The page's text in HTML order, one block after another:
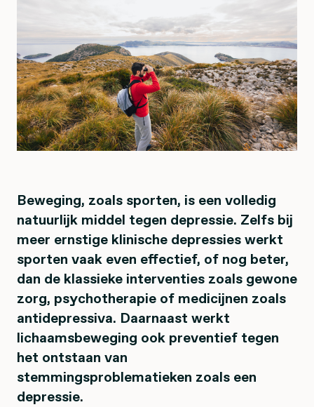
Beweging, zoals sporten, is een volledig
natuurlijk middel tegen depressie. Zelfs bij
meer ernstige klinische depressies werkt
sporten vaak even effectief, of nog beter,
dan de klassieke interventies zoals gewone
zorg, psychotherapie of medicijnen zoals
antidepressiva. Daarnaast werkt
lichaamsbeweging ook preventief tegen
het ontstaan van
stemmingsproblematieken zoals een
depressie.